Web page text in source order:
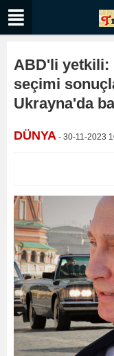
ABD'li yetkili:
seçimi
Ukrayna'da
DÜNYA - 30-11-2023